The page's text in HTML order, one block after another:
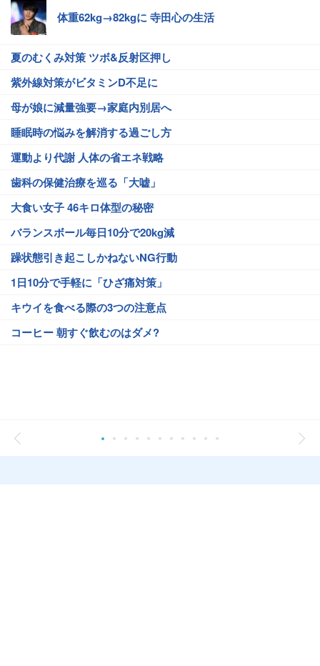
体重62kg→82kgに 寺田心の生活
夏のむくみ対策 ツボ&反射区押し
紫外線対策がビタミンD不足に
母が娘に減量強要→家庭内別居へ
睡眠時の悩みを解消する過ごし方
運動より代謝 人体の省エネ戦略
歯科の保健治療を巡る「大嘘」
大食い女子 46キロ体型の秘密
バランスボール毎日10分で20kg減
躁状態引き起こしかねないNG行動
1日10分で手軽に「ひざ痛対策」
キウイを食べる際の3つの注意点
コーヒー 朝すぐ飲むのはダメ?